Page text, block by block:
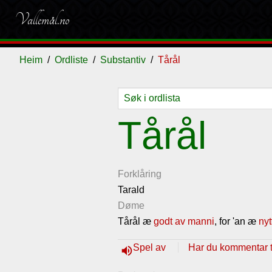
Vallemål.no
Heim Ordliste Substantiv Tårål
Tårål
Forklåring
Tarald
Døme
Tårål æ godt av manni, for 'an æ
volume_upSpel av Har du kommentar